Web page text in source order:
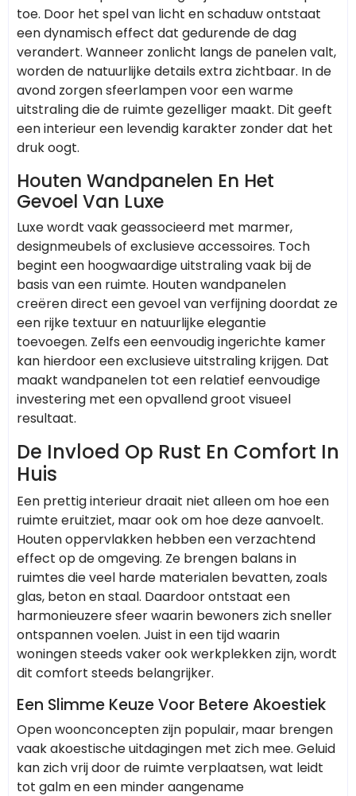
toe. Door het spel van licht en schaduw ontstaat
een dynamisch effect dat gedurende de dag
verandert. Wanneer zonlicht langs de panelen valt,
worden de natuurlijke details extra zichtbaar. In de
avond zorgen sfeerlampen voor een warme
uitstraling die de ruimte gezelliger maakt. Dit geeft
een interieur een levendig karakter zonder dat het
druk oogt.
Houten Wandpanelen En Het
Gevoel Van Luxe
Luxe wordt vaak geassocieerd met marmer,
designmeubels of exclusieve accessoires. Toch
begint een hoogwaardige uitstraling vaak bij de
basis van een ruimte. Houten wandpanelen
creëren direct een gevoel van verfijning doordat ze
een rijke textuur en natuurlijke elegantie
toevoegen. Zelfs een eenvoudig ingerichte kamer
kan hierdoor een exclusieve uitstraling krijgen. Dat
maakt wandpanelen tot een relatief eenvoudige
investering met een opvallend groot visueel
resultaat.
De Invloed Op Rust En Comfort In
Huis
Een prettig interieur draait niet alleen om hoe een
ruimte eruitziet, maar ook om hoe deze aanvoelt.
Houten oppervlakken hebben een verzachtend
effect op de omgeving. Ze brengen balans in
ruimtes die veel harde materialen bevatten, zoals
glas, beton en staal. Daardoor ontstaat een
harmonieuzere sfeer waarin bewoners zich sneller
ontspannen voelen. Juist in een tijd waarin
woningen steeds vaker ook werkplekken zijn, wordt
dit comfort steeds belangrijker.
Een Slimme Keuze Voor Betere Akoestiek
Open woonconcepten zijn populair, maar brengen
vaak akoestische uitdagingen met zich mee. Geluid
kan zich vrij door de ruimte verplaatsen, wat leidt
tot galm en een minder aangename